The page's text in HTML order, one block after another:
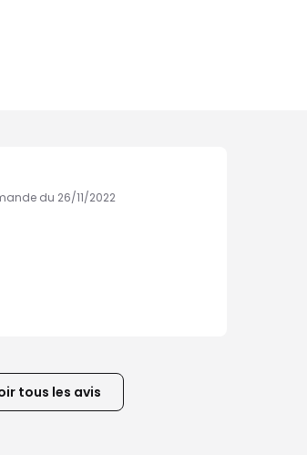
du 26/11/2022
tous les avis